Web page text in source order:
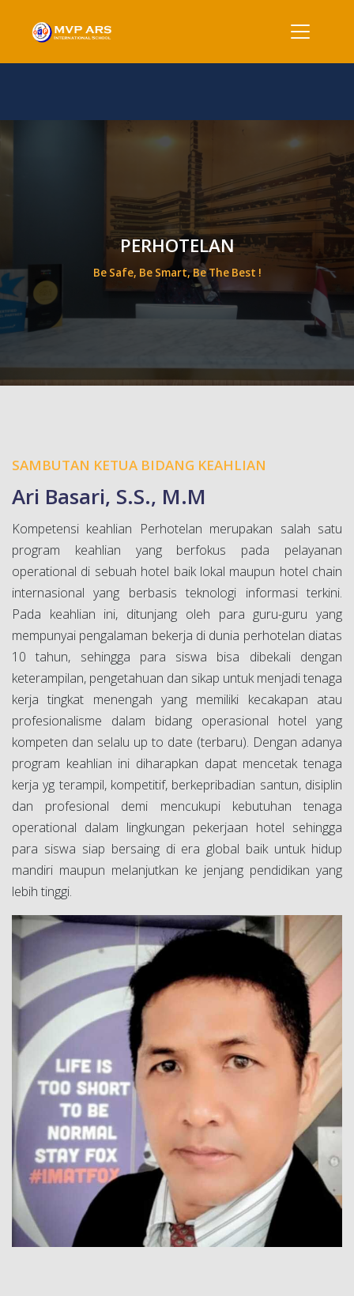
PERHOTELAN
Be Safe, Be Smart, Be The Best !
SAMBUTAN KETUA BIDANG KEAHLIAN
Ari Basari, S.S., M.M
Kompetensi keahlian Perhotelan merupakan salah satu
program keahlian yang berfokus pada pelayanan
operational di sebuah hotel baik lokal maupun hotel chain
internasional yang berbasis teknologi informasi terkini.
Pada keahlian ini, ditunjang oleh para guru-guru yang
mempunyai pengalaman bekerja di dunia perhotelan diatas
10 tahun, sehingga para siswa bisa dibekali dengan
keterampilan, pengetahuan dan sikap untuk menjadi tenaga
kerja tingkat menengah yang memiliki kecakapan atau
profesionalisme dalam bidang operasional hotel yang
kompeten dan selalu up to date (terbaru). Dengan adanya
program keahlian ini diharapkan dapat mencetak tenaga
kerja yg terampil, kompetitif, berkepribadian santun, disiplin
dan profesional demi mencukupi kebutuhan tenaga
operational dalam lingkungan pekerjaan hotel sehingga
para siswa siap bersaing di era global baik untuk hidup
mandiri maupun melanjutkan ke jenjang pendidikan yang
lebih tinggi.